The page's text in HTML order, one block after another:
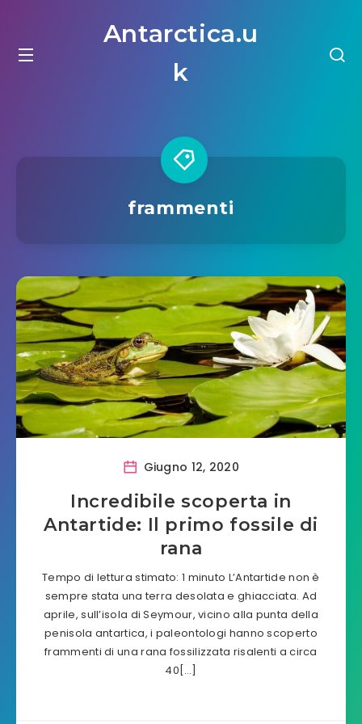
Antarctica.u
k
frammenti
Giugno 12, 2020
Incredibile scoperta in
Antartide: Il primo fossile di
rana
Tempo di lettura stimato: 1 minuto L’Antartide non è
sempre stata una terra desolata e ghiacciata. Ad
aprile, sull’isola di Seymour, vicino alla punta della
penisola antartica, i paleontologi hanno scoperto
frammenti di una rana fossilizzata risalenti a circa
40[…]